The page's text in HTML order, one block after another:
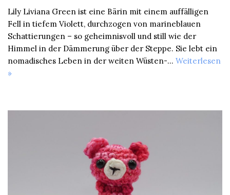
Lily Liviana Green ist eine Bärin mit einem auffälligen
Fell in tiefem Violett, durchzogen von marineblauen
Schattierungen – so geheimnisvoll und still wie der
Himmel in der Dämmerung über der Steppe. Sie lebt ein
nomadisches Leben in der weiten Wüsten-… Weiterlesen
»